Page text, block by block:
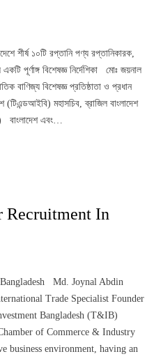
শীর্ষ ১০টি রপ্তানি পণ্য রপ্তানিকারক,
পূর্ণাঙ্গ বিশেষজ্ঞ নির্দেশিকা মোঃ জয়নাল
বাণিজ্য বিশেষজ্ঞ প্রতিষ্ঠাতা ও প্রধান
(টিএন্ডআইবি) মহাসচিব, ব্রাজিল বাংলাদেশ
বাংলাদেশ এবং…
Recruitment In
Md. Joynal Abdin
Trade Specialist Founder
Bangladesh (T&IB)
of Commerce & Industry
environment, having an